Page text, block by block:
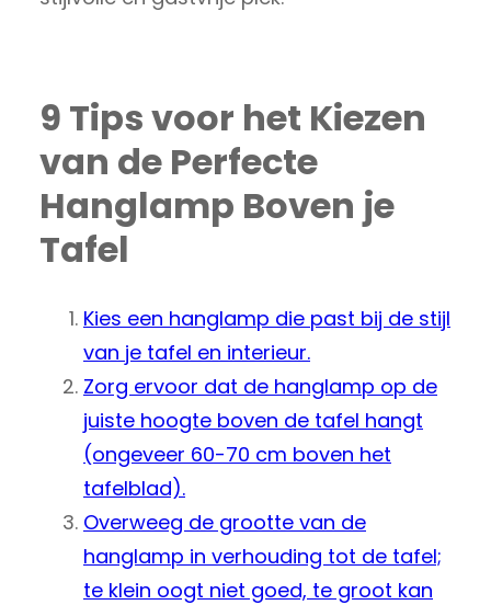
9 Tips voor het Kiezen
van de Perfecte
Hanglamp Boven je
Tafel
Kies een hanglamp die past bij de stijl
van je tafel en interieur.
Zorg ervoor dat de hanglamp op de
juiste hoogte boven de tafel hangt
(ongeveer 60-70 cm boven het
tafelblad).
Overweeg de grootte van de
hanglamp in verhouding tot de tafel;
te klein oogt niet goed, te groot kan